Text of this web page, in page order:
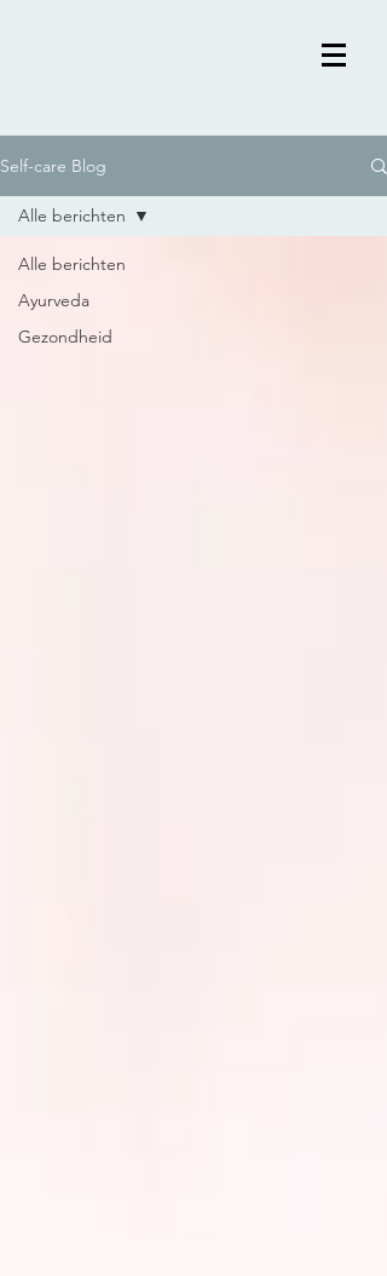
Self-care Blog
Alle berichten
Ayurveda
Gezondheid
Alle berichten